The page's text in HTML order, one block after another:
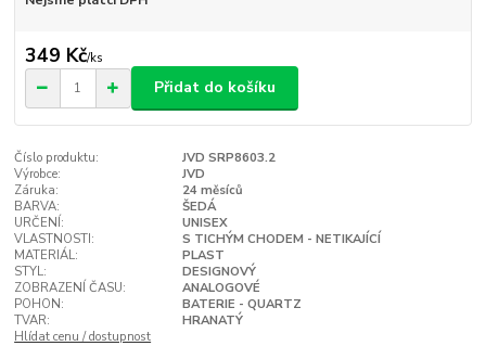
349 Kč/ks
Přidat do košíku
Číslo produktu:
JVD SRP8603.2
Výrobce:
JVD
Záruka:
24 měsíců
BARVA:
ŠEDÁ
URČENÍ:
UNISEX
VLASTNOSTI:
S TICHÝM CHODEM - NETIKAJÍCÍ
MATERIÁL:
PLAST
STYL:
DESIGNOVÝ
ZOBRAZENÍ ČASU:
ANALOGOVÉ
POHON:
BATERIE - QUARTZ
TVAR:
HRANATÝ
Hlídat cenu / dostupnost